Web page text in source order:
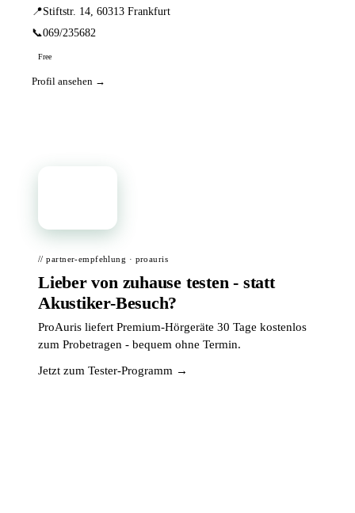
📍Stiftstr. 14, 60313 Frankfurt
📞069/235682
Free
Profil ansehen →
// partner-empfehlung · proauris
Lieber von zuhause testen - statt
Akustiker-Besuch?
ProAuris liefert Premium-Hörgeräte 30 Tage kostenlos
zum Probetragen - bequem ohne Termin.
Jetzt zum Tester-Programm →